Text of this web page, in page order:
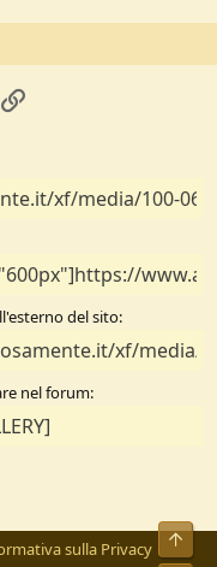
0
t
mail
del sito
nel forum
sulla Privacy
Alto